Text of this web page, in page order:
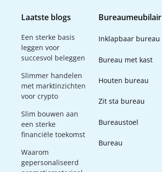
Laatste blogs
Een sterke basis
leggen voor
succesvol beleggen
Slimmer handelen
met marktinzichten
voor crypto
Slim bouwen aan
een sterke
financiële toekomst
Waarom
gepersonaliseerd
Bureaumeubilair
Inklapbaar bureau
Bureau met kast
Houten bureau
Zit sta bureau
Bureaustoel
Bureau